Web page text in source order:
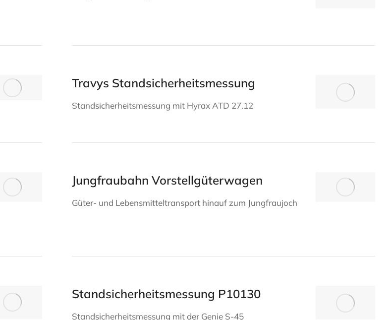
Travys Standsicherheitsmessung
Standsicherheitsmessung mit Hyrax ATD 27.12
Jungfraubahn Vorstellgüterwagen
Güter- und Lebensmitteltransport hinauf zum Jungfraujoch
Standsicherheitsmessung P10130
Standsicherheitsmessung mit der Genie S-45